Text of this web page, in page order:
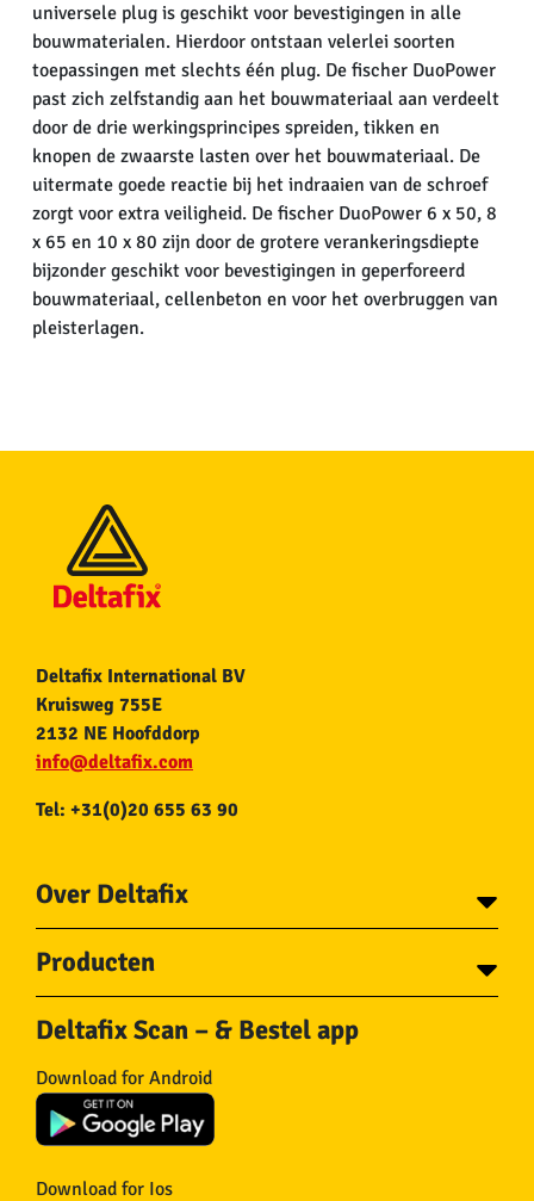
universele plug is geschikt voor bevestigingen in alle
bouwmaterialen. Hierdoor ontstaan velerlei soorten
toepassingen met slechts één plug. De fischer DuoPower
past zich zelfstandig aan het bouwmateriaal aan verdeelt
door de drie werkingsprincipes spreiden, tikken en
knopen de zwaarste lasten over het bouwmateriaal. De
uitermate goede reactie bij het indraaien van de schroef
zorgt voor extra veiligheid. De fischer DuoPower 6 x 50, 8
x 65 en 10 x 80 zijn door de grotere verankeringsdiepte
bijzonder geschikt voor bevestigingen in geperforeerd
bouwmateriaal, cellenbeton en voor het overbruggen van
pleisterlagen.
Deltafix International BV
Kruisweg 755E
2132 NE Hoofddorp
info@deltafix.com
Tel: +31(0)20 655 63 90
Over Deltafix
Voor gemeentes
Over Deltafix
Producten
Schroeven
Bouten
Draadnagels
Pluggen
Beslag
Haken
Ketting en Toebehoren
Deltafix Scan – & Bestel app
Download for Android
Download for Ios